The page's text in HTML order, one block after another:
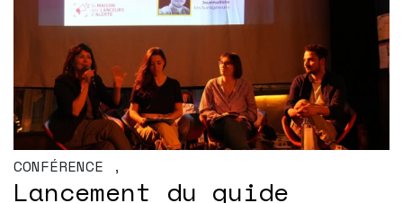
CONFÉRENCE ,
Lancement du guide